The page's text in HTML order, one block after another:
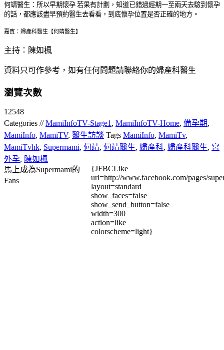
何靖醫生： 所以早期懷孕 若果有計劃，知道已錯過經期一至兩天去驗到懷孕
的話，都應該盡早預約醫生去看看，到底懷孕位置是否正確的地方。
嘉賓：婦產科醫生【何靖醫生】
主持：陳如楓
資料只可作參考，如有任何問題請聯絡你的婦產科醫生
瀏覽次數
12548
Categories //MamiInfoTV-Stage1 , MamiInfoTV-Home, 備孕期,
MamiInfo, MamiTV, 醫生訪談 Tags MamiInfo, MamiTv,
MamiTvhk, Supermami, 何靖, 何靖醫生, 婦產科, 婦產科醫生, 宮
外孕, 陳如楓
馬上成為Supermami的
Fans
{JFBCLike
url=http://www.facebook.com/pages/
layout=standard
show_faces=false
show_send_button=false
width=300
action=like
colorscheme=light}